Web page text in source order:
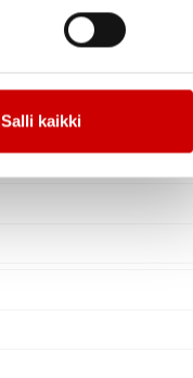
Salli kaikki